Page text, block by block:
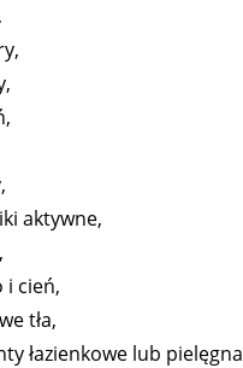
aktywne,
i cień,
tła,
łazienkowe lub